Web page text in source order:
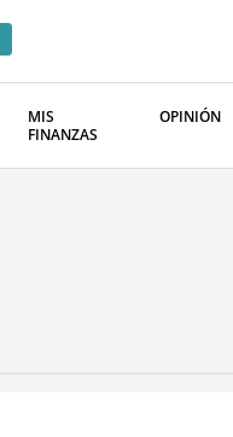
MIS
FINANZAS
OPINIÓN